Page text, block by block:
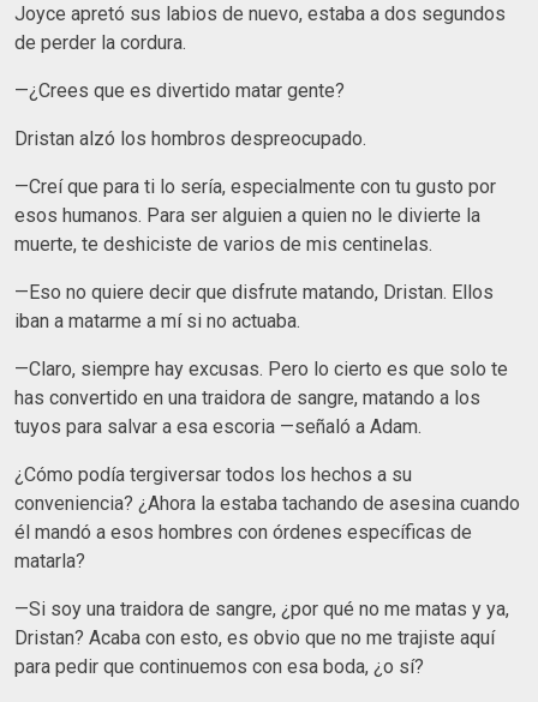
Joyce apretó sus labios de nuevo, estaba a dos segundos
de perder la cordura.
—¿Crees que es divertido matar gente?
Dristan alzó los hombros despreocupado.
—Creí que para ti lo sería, especialmente con tu gusto por
esos humanos. Para ser alguien a quien no le divierte la
muerte, te deshiciste de varios de mis centinelas.
—Eso no quiere decir que disfrute matando, Dristan. Ellos
iban a matarme a mí si no actuaba.
—Claro, siempre hay excusas. Pero lo cierto es que solo te
has convertido en una traidora de sangre, matando a los
tuyos para salvar a esa escoria —señaló a Adam.
¿Cómo podía tergiversar todos los hechos a su
conveniencia? ¿Ahora la estaba tachando de asesina cuando
él mandó a esos hombres con órdenes específicas de
matarla?
—Si soy una traidora de sangre, ¿por qué no me matas y ya,
Dristan? Acaba con esto, es obvio que no me trajiste aquí
para pedir que continuemos con esa boda, ¿o sí?